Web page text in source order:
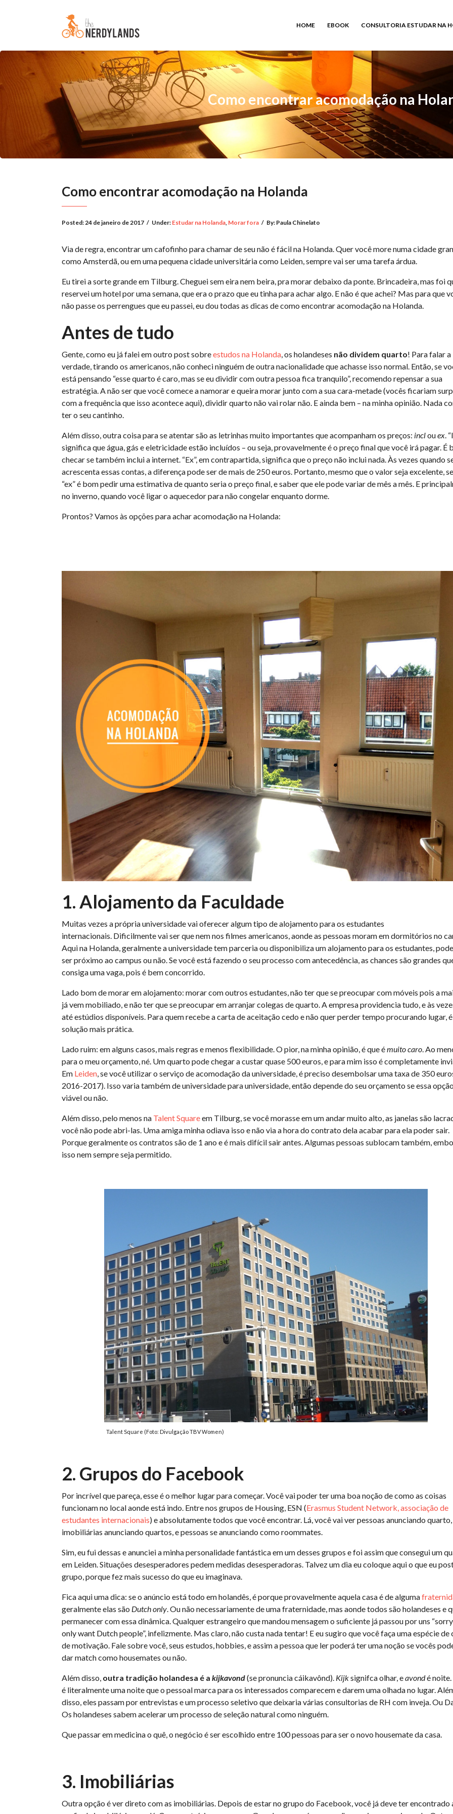
HOME EBOOK CONSULTORIA ESTUDAR NA
Como encontrar acomodação na
Como encontrar acomodação na Holanda
Posted:24 de janeiro de 2017 / Under: Estudar na Holanda, Morar fora / By: Paula Chinelato
Via de regra, encontrar um cafofinho para chamar de seu não é fácil na Holanda. Quer você more numa cidade
como Amsterdã, ou em uma pequena cidade universitária como Leiden, sempre vai ser uma tarefa árdua.
Eu tirei a sorte grande em Tilburg. Cheguei sem eira nem beira, pra morar debaixo da ponte. Brincadeira, mas foi
reservei um hotel por uma semana, que era o prazo que eu tinha para achar algo. E não é que achei? Mas para que
não passe os perrengues que eu passei, eu dou todas as dicas de como encontrar acomodação na Holanda.
Antes de tudo
Gente, como eu já falei em outro post sobreestudos na Holanda, os holandeses não dividem quarto! Para falar a
verdade, tirando os americanos, não conheci ninguém de outra nacionalidade que achasse isso normal. Então, se
está pensando “esse quarto é caro, mas se eu dividir com outra pessoa fica tranquilo”, recomendo repensar a sua
estratégia. A não ser que você comece a namorar e queira morar junto com a sua cara-metade (vocês ficariam
com a frequência que isso acontece aqui), dividir quarto não vai rolar não. E ainda bem – na minha opinião. Nada
ter o seu cantinho.
Além disso, outra coisa para se atentar são as letrinhas muito importantes que acompanham os preços: inclouex.
significa que água, gás e eletricidade estão incluídos – ou seja, provavelmente é o preço final que você irá pagar. É
checar se também inclui a internet. “Ex”, em contrapartida, significa que o preço não inclui nada. Às vezes quando
acrescenta essas contas, a diferença pode ser de mais de 250 euros. Portanto, mesmo que o valor seja excelente,
“ex” é bom pedir uma estimativa de quanto seria o preço final, e saber que ele pode variar de mês a mês. E
no inverno, quando você ligar o aquecedor para não congelar enquanto dorme.
Prontos? Vamos às opções para achar acomodação na Holanda:
1. Alojamento da Faculdade
Muitas vezes a própria universidade vai oferecer algum tipo de alojamento para os estudantes
internacionais. Dificilmente vai ser que nem nos filmes americanos, aonde as pessoas moram em dormitórios no
Aqui na Holanda, geralmente a universidade tem parceria ou disponibiliza um alojamento para os estudantes,
ser próximo ao campus ou não. Se você está fazendo o seu processo com antecedência, as chances são grandes
consiga uma vaga, pois é bem concorrido.
Lado bom de morar em alojamento: morar com outros estudantes, não ter que se preocupar com móveis pois a
já vem mobiliado, e não ter que se preocupar em arranjar colegas de quarto. A empresa providencia tudo, e às
até estúdios disponíveis. Para quem recebe a carta de aceitação cedo e não quer perder tempo procurando lugar,
solução mais prática.
Lado ruim: em alguns casos, mais regras e menos flexibilidade. O pior, na minha opinião, é que émuito caro. Ao
para o meu orçamento, né. Um quarto pode chegar a custar quase 500 euros, e para mim isso é completamente
Em Leiden, se você utilizar o serviço de acomodação da universidade, é preciso desembolsar uma taxa de 350
2016-2017). Isso varia também de universidade para universidade, então depende do seu orçamento se essa
viável ou não.
Além disso, pelo menos na Talent Squareem Tilburg, se você morasse em um andar muito alto, as janelas são
você não pode abri-las. Uma amiga minha odiava isso e não via a hora do contrato dela acabar para ela poder sair.
Porque geralmente os contratos são de 1 ano e é mais difícil sair antes. Algumas pessoas sublocam também,
isso nem sempre seja permitido.
Talent Square (Foto: Divulgação TBV Women)
2. Grupos do Facebook
Por incrível que pareça, esse é o melhor lugar para começar. Você vai poder ter uma boa noção de como as coisas
funcionam no local aonde está indo. Entre nos grupos de Housing, ESN (Erasmus Student Network, associação de
estudantes internacionais) e absolutamente todos que você encontrar. Lá, você vai ver pessoas anunciando quarto,
imobiliárias anunciando quartos, e pessoas se anunciando como roommates.
Sim, eu fui dessas e anunciei a minha personalidade fantástica em um desses grupos e foi assim que consegui um
em Leiden. Situações desesperadores pedem medidas desesperadoras. Talvez um dia eu coloque aqui o que eu
grupo, porque fez mais sucesso do que eu imaginava.
Fica aqui uma dica: se o anúncio está todo em holandês, é porque provavelmente aquela casa é de alguma
geralmente elas são Dutch only. Ou não necessariamente de uma fraternidade, mas aonde todos são holandeses e
permanecer com essa dinâmica. Qualquer estrangeiro que mandou mensagem o suficiente já passou por uns
only want Dutch people”, infelizmente. Mas claro, não custa nada tentar! E eu sugiro que você faça uma espécie de
de motivação. Fale sobre você, seus estudos, hobbies, e assim a pessoa que ler poderá ter uma noção se vocês
dar match como housemates ou não.
Além disso, outra tradição holandesa é a kijkavond(se pronuncia cáikavônd). Kijksignifca olhar, eavondé
é literalmente uma noite que o pessoal marca para os interessados comparecem e darem uma olhada no lugar.
disso, eles passam por entrevistas e um processo seletivo que deixaria várias consultorias de RH com inveja. Ou
Os holandeses sabem acelerar um processo de seleção natural como ninguém.
Que passar em medicina o quê, o negócio é ser escolhido entre 100 pessoas para ser o novo housemate da casa.
3. Imobiliárias
Outra opção é ver direto com as imobiliárias. Depois de estar no grupo do Facebook, você já deve ter encontrado